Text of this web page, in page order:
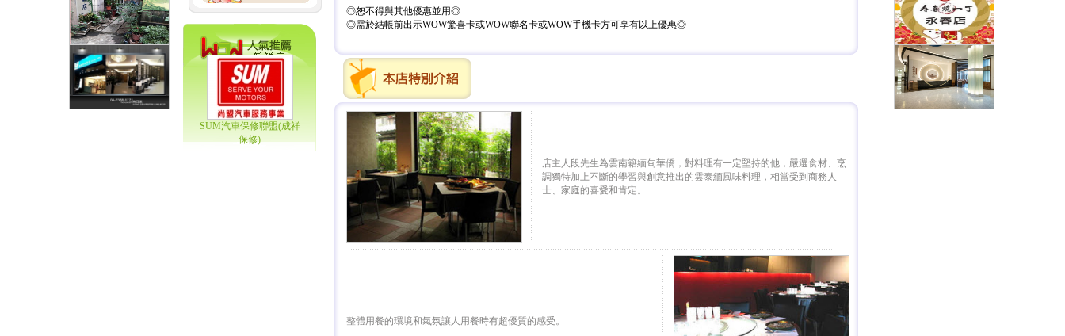
SUM汽車保修聯盟(成祥
保修)
◎恕不得與其他優惠並用◎
◎需於結帳前出示WOW驚喜卡或WOW聯名卡或WOW手機卡方可享有以上優惠◎
店主人段先生為雲南籍緬甸華僑，對料理有一定堅持的他，嚴選食材、烹
調獨特加上不斷的學習與創意推出的雲泰緬風味料理，相當受到商務人
士、家庭的喜愛和肯定。
整體用餐的環境和氣氛讓人用餐時有超優質的感受。